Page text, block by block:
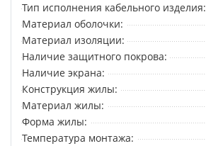
Тип исполнения кабельного изделия:
Материал оболочки:
Материал изоляции:
Наличие защитного покрова:
Наличие экрана:
Конструкция жилы:
Материал жилы:
Форма жилы:
Температура монтажа: